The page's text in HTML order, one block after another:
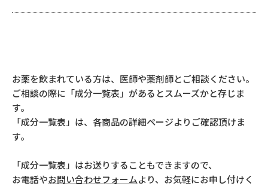
お薬を飲まれている方は、医師や薬剤師とご相談ください。
ご相談の際に「成分一覧表」があるとスムーズかと存じま
す。
「成分一覧表」は、各商品の詳細ページよりご確認頂けま
す。
「成分一覧表」はお送りすることもできますので、
お電話やお問い合わせフォームより、お気軽にお申し付けく